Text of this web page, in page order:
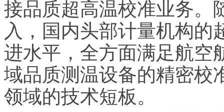
接品质超高温校准业务。
入，国内头部计量机构的
进水平，全方面满足航空
域品质测温设备的精密校
领域的技术短板。